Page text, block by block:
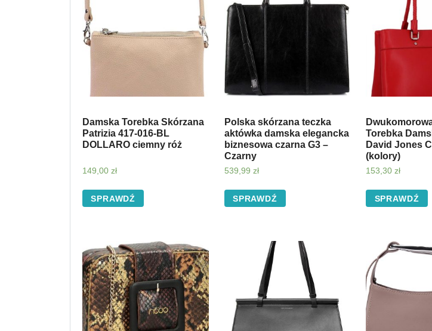
Damska Torebka Skórzana
Patrizia 417-016-BL
DOLLARO ciemny róż
149,00 zł
SPRAWDŹ
Polska skórzana teczka
aktówka damska elegancka
biznesowa czarna G3 –
Czarny
539,99 zł
SPRAWDŹ
Torebka
David Jones
(kolory)
153,30zł
SPRAWDŹ